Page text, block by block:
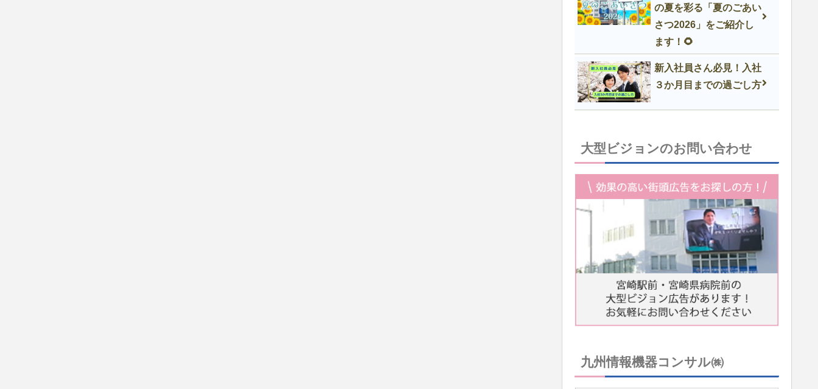
の夏を彩る「夏のごあい
さつ2026」をご紹介し
ます！🌻
新入社員さん必見！入社
３か月目までの過ごし方
大型ビジョンのお問い合わせ
九州情報機器コンサル㈱